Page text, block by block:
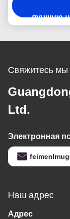
ISUZU
лучшую
Свяжитесь мы
Ltd.
Электронная
Наш адрес
Адрес